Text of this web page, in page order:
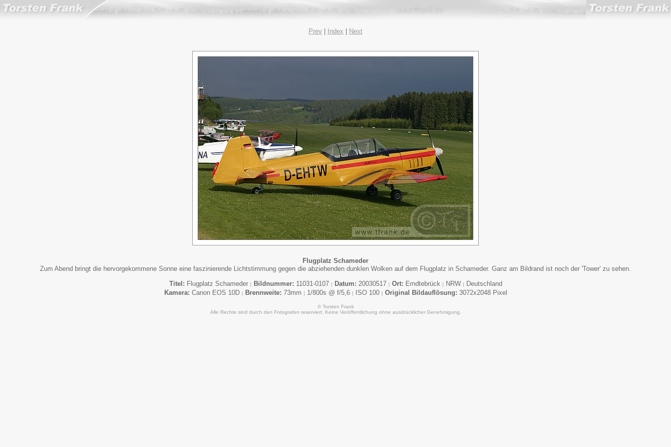
Prev Index Next
Flugplatz Schameder
Zum Abend bringt die hervorgekommene Sonne eine faszinierende Lichtstimmung gegen die abziehenden dunklen Wolken auf dem Flugplatz in Schameder. Ganz am Bildrand ist noch der 'Tower' zu sehen.
Titel: Flugplatz Schameder | Bildnummer: 11031-0107 | Datum: 20030517 | Ort: Erndtebrück | NRW |
Deutschland
Kamera: Canon EOS 10D | Brennweite: 73mm | 1/800s @ f/5,6 | ISO 100 | Original Bildauflösung: 3072x2048 Pixel
© Torsten Frank
Alle Rechte sind durch den Fotografen reserviert. Keine Veröffentlichung ohne ausdrücklicher Genehmigung.